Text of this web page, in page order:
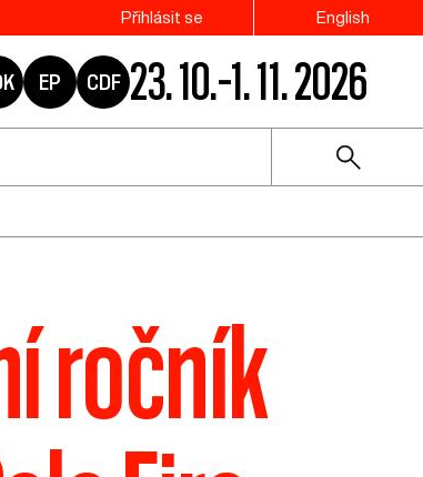
Přihlásit se English
EP CDF 23. 10.–1. 11. 2026
ročník